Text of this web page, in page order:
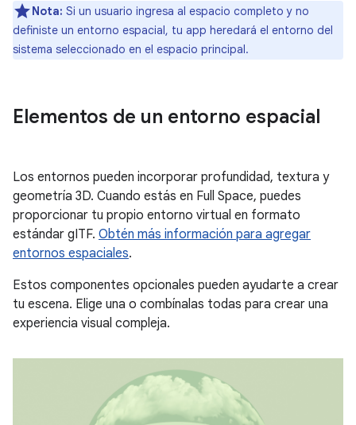
Nota: Si un usuario ingresa al espacio completo y no
definiste un entorno espacial, tu app heredará el entorno del
sistema seleccionado en el espacio principal.
Elementos de un entorno espacial
Los entornos pueden incorporar profundidad, textura y
geometría 3D. Cuando estás en Full Space, puedes
proporcionar tu propio entorno virtual en formato
estándar gITF. Obtén más información para agregar
entornos espaciales.
Estos componentes opcionales pueden ayudarte a crear
tu escena. Elige una o combínalas todas para crear una
experiencia visual compleja.